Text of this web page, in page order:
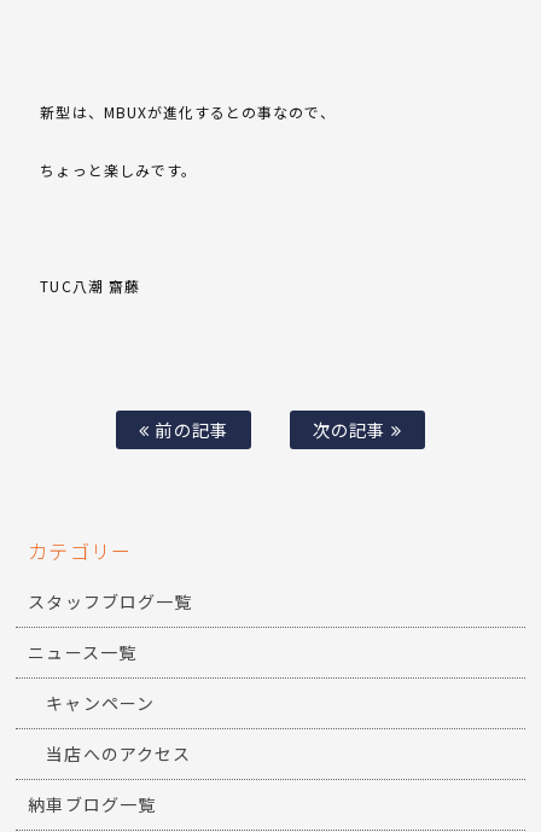
新型は、MBUXが進化するとの事なので、
ちょっと楽しみです。
TUC八潮 齋藤
前の記事 次の記事
カテゴリー
スタッフブログ一覧
ニュース一覧
キャンペーン
当店へのアクセス
納車ブログ一覧